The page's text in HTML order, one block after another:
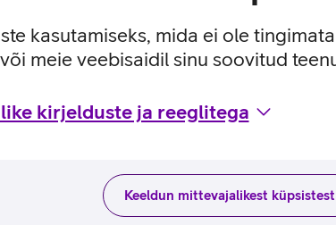
kasutamiseks, mida ei ole
meie veebisaidil sinu soovitud
kirjelduste ja reeglitega
Keeldun mittevajalikest küpsistest
800, 1000, 1600 dpi.
tootja kodulehel